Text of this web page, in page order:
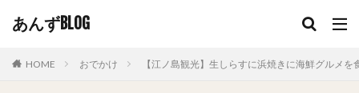
あんずBLOG
HOME おでかけ 【江ノ島観光】生しらすに浜焼きに海鮮グルメ